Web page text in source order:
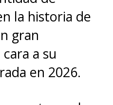
la historia de
gran
a su
en 2026.